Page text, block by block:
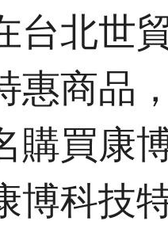
台北世
惠商品
購買康
博科技